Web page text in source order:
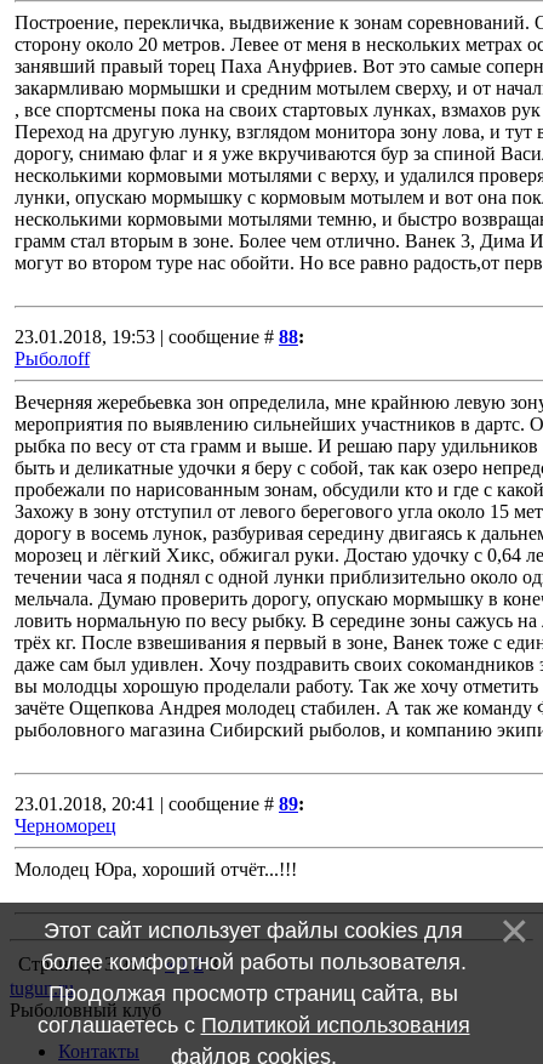
Построение, перекличка, выдвижение к зонам соревнований.
сторону около 20 метров. Левее от меня в нескольких
занявший правый торец Паха Ануфриев. Вот это самые
закармливаю мормышки и средним мотылем сверху, и от
, все спортсмены пока на своих стартовых лунках, взмахов
Переход на другую лунку, взглядом монитора зону лова, и
дорогу, снимаю флаг и я уже вкручиваются бур за спиной
несколькими кормовыми мотылями с верху, и удалился
лунки, опускаю мормышку с кормовым мотылем и вот она
несколькими кормовыми мотылями темню, и быстро
грамм стал вторым в зоне. Более чем отлично. Ванек 3, Дима
могут во втором туре нас обойти. Но все равно радость,от
23.01.2018, 19:53 | сообщение # 88:
Рыболоff
Вечерняя жеребьевка зон определила, мне крайнюю левую
мероприятия по выявлению сильнейших участников в дартс.
рыбка по весу от ста грамм и выше. И решаю пару
быть и деликатные удочки я беру с собой, так как озеро
пробежали по нарисованным зонам, обсудили кто и где с
Захожу в зону отступил от левого берегового угла около 15
дорогу в восемь лунок, разбуривая середину двигаясь к
морозец и лёгкий Хикс, обжигал руки. Достаю удочку с 0,64
течении часа я поднял с одной лунки приблизительно около
мельчала. Думаю проверить дорогу, опускаю мормышку в
ловить нормальную по весу рыбку. В середине зоны сажусь
трёх кг. После взвешивания я первый в зоне, Ванек тоже с
даже сам был удивлен. Хочу поздравить своих
вы молодцы хорошую проделали работу. Так же хочу
зачёте Ощепкова Андрея молодец стабилен. А так же
рыболовного магазина Сибирский рыболов, и компанию
23.01.2018, 20:41 | сообщение # 89:
Черноморец
Молодец Юра, хороший отчёт...!!!
Страница3из3 « 1 2 3
tugun.ru
Рыболовный клуб
Контакты
Этот сайт использует файлы cookies для
более комфортной работы пользователя.
Продолжая просмотр страниц сайта, вы
соглашаетесь с Политикой использования
файлов cookies.